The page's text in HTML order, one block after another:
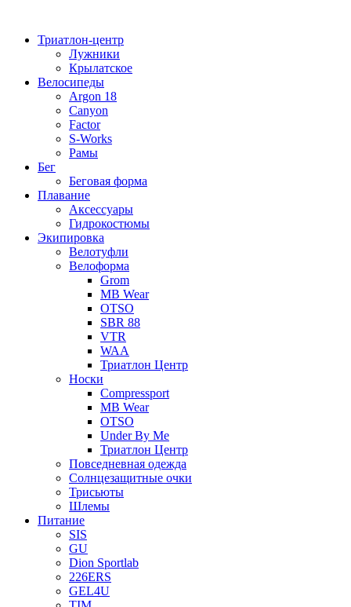
содержимому
Триатлон-центр
Лужники
Крылатское
Велосипеды
Argon 18
Canyon
Factor
S-Works
Рамы
Бег
Беговая форма
Плавание
Аксессуары
Гидрокостюмы
Экипировка
Велотуфли
Велоформа
Grom
MB Wear
OTSO
SBR 88
VTR
WAA
Триатлон Центр
Носки
Compressport
MB Wear
OTSO
Under By Me
Триатлон Центр
Повседневная одежда
Солнцезащитные очки
Трисьюты
Шлемы
Питание
SIS
GU
Dion Sportlab
226ERS
GEL4U